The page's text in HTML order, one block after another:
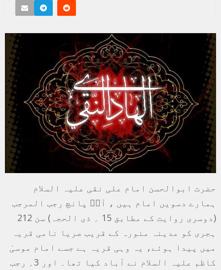
حضرت ابوالحسن امام علی نقی علیہ السلام
ہمارے دسویں امام ہیں ، آپؑ پانچ رجب المرجب
(دوسری روایت کے مطابق 15 ؍ ذی الحجہ) سن 212
ہجری کو مدینہ منورہ کے قریب صریا نامی قریہ
میں پیدا ہوئے، یہ وہی قریہ ہے جسے امام موسیٰ
کاظم علیہ السلام نے آباد کیا تھا۔ اور 3؍ رجب